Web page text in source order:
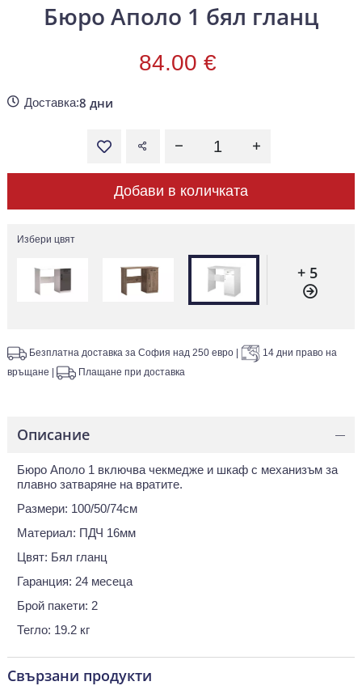
Бюро Аполо 1 бял гланц
84.00 €
Доставка:8 дни
Добави в количката
Избери цвят
+ 5
Безплатна доставка за София над 250 евро
14 дни право на
връщане
Плащане при доставка
Описание —
Бюро Аполо 1 включва чекмедже и шкаф с механизъм за
плавно затваряне на вратите.
Размери: 100/50/74см
Материал: ПДЧ 16мм
Цвят: Бял гланц
Гаранция: 24 месеца
Брой пакети: 2
Тегло: 19.2 кг
Свързани продукти